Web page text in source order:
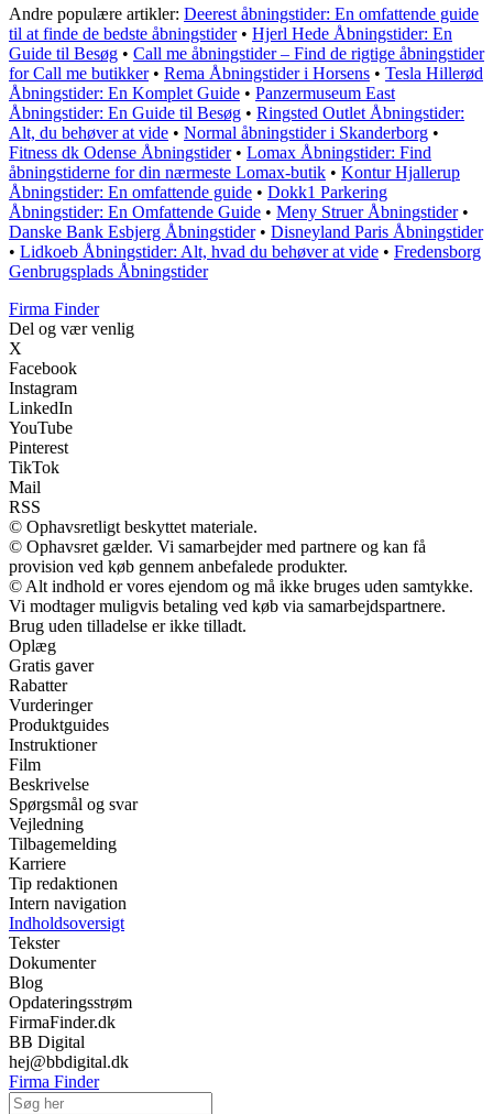
Andre populære artikler: Deerest åbningstider: En omfattende guide
til at finde de bedste åbningstider• Hjerl Hede Åbningstider: En
Guide til Besøg • Call me åbningstider – Find de rigtige åbningstider
for Call me butikker• Rema Åbningstider i Horsens • Tesla Hillerød
Åbningstider: En Komplet Guide • Panzermuseum East
Åbningstider: En Guide til Besøg • Ringsted Outlet Åbningstider:
Alt, du behøver at vide • Normal åbningstider i Skanderborg •
Fitness dk Odense Åbningstider• Lomax Åbningstider: Find
åbningstiderne for din nærmeste Lomax-butik • Kontur Hjallerup
Åbningstider: En omfattende guide • Dokk1 Parkering
Åbningstider: En Omfattende Guide • Meny Struer Åbningstider•
Danske Bank Esbjerg Åbningstider• Disneyland Paris Åbningstider
• Lidkoeb Åbningstider: Alt, hvad du behøver at vide • Fredensborg
Genbrugsplads Åbningstider
Firma Finder
Del og vær venlig
X
Facebook
Instagram
LinkedIn
YouTube
Pinterest
TikTok
Mail
RSS
© Ophavsretligt beskyttet materiale.
© Ophavsret gælder. Vi samarbejder med partnere og kan få
provision ved køb gennem anbefalede produkter.
© Alt indhold er vores ejendom og må ikke bruges uden samtykke.
Vi modtager muligvis betaling ved køb via samarbejdspartnere.
Brug uden tilladelse er ikke tilladt.
Oplæg
Gratis gaver
Rabatter
Vurderinger
Produktguides
Instruktioner
Film
Beskrivelse
Spørgsmål og svar
Vejledning
Tilbagemelding
Karriere
Tip redaktionen
Intern navigation
Indholdsoversigt
Tekster
Dokumenter
Blog
Opdateringsstrøm
FirmaFinder.dk
BB Digital
hej@bbdigital.dk
Firma Finder